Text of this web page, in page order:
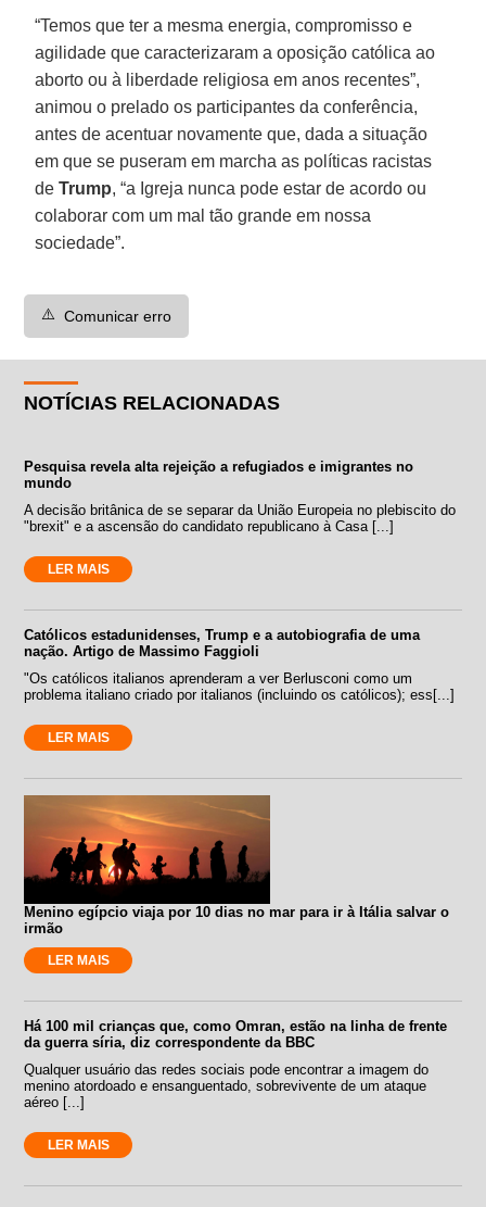
“Temos que ter a mesma energia, compromisso e
agilidade que caracterizaram a oposição católica ao
aborto ou à liberdade religiosa em anos recentes”,
animou o prelado os participantes da conferência,
antes de acentuar novamente que, dada a situação
em que se puseram em marcha as políticas racistas
deTrump, “a Igreja nunca pode estar de acordo ou
colaborar com um mal tão grande em nossa
sociedade”.
⚠️ Comunicar erro
NOTÍCIAS RELACIONADAS
Pesquisa revela alta rejeição a refugiados e imigrantes no
mundo
A decisão britânica de se separar da União Europeia no plebiscito do
"brexit" e a ascensão do candidato republicano à Casa [...]
LER MAIS
Católicos estadunidenses, Trump e a autobiografia de uma
nação. Artigo de Massimo Faggioli
"Os católicos italianos aprenderam a ver Berlusconi como um
problema italiano criado por italianos (incluindo os católicos); ess[...]
LER MAIS
Menino egípcio viaja por 10 dias no mar para ir à Itália salvar o
irmão
LER MAIS
Há 100 mil crianças que, como Omran, estão na linha de frente
da guerra síria, diz correspondente da BBC
Qualquer usuário das redes sociais pode encontrar a imagem do
menino atordoado e ensanguentado, sobrevivente de um ataque
aéreo [...]
LER MAIS